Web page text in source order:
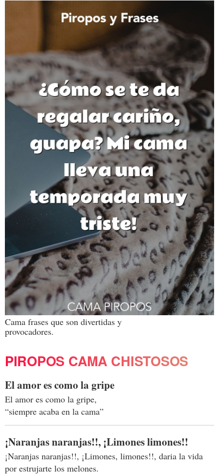
Cama frases que son divertidas y
provocadores.
PIROPOS CAMA CHISTOSOS
El amor es como la gripe
El amor es como la gripe,
“siempre acaba en la cama”
¡Naranjas naranjas!!, ¡Limones limones!!
¡Naranjas naranjas!!, ¡Limones, limones!!, daria la vida
por estrujarte los melones.